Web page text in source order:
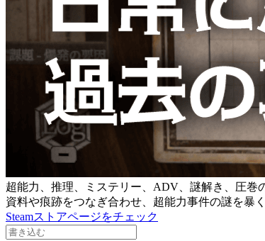
超能力、推理、ミステリー、ADV、謎解き、圧巻
資料や痕跡をつなぎ合わせ、超能力事件の謎を暴
Steamストアページをチェック